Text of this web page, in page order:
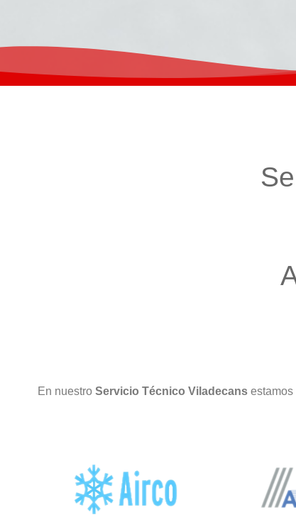
En nuestro Servicio Técnico Viladecans